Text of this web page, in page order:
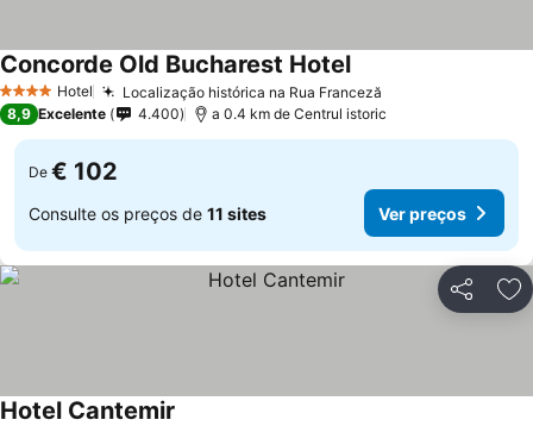
4 EstrelasHotel Localização histórica na Rua Franceză
Concorde Old Bucharest Hotel
8,9 Excelente 4.400 a 0.4 km de Centrul istoric
De € 102
Consulte os preços de 11 sites Ver preços
Partilhar
Hotel Cantemir